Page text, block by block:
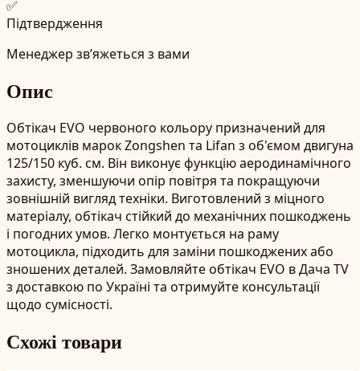
✅
Підтвердження
Менеджер зв’яжеться з вами
Опис
Обтікач EVO червоного кольору призначений для
мотоциклів марок Zongshen та Lifan з об'ємом двигуна
125/150 куб. см. Він виконує функцію аеродинамічного
захисту, зменшуючи опір повітря та покращуючи
зовнішній вигляд техніки. Виготовлений з міцного
матеріалу, обтікач стійкий до механічних пошкоджень
і погодних умов. Легко монтується на раму
мотоцикла, підходить для заміни пошкоджених або
зношених деталей. Замовляйте обтікач EVO в Дача TV
з доставкою по Україні та отримуйте консультації
щодо сумісності.
Схожі товари